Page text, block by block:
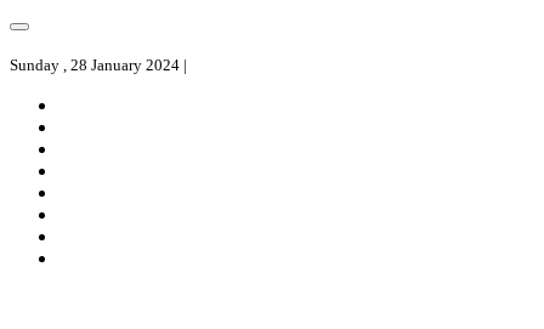
Sunday , 28 January 2024 |